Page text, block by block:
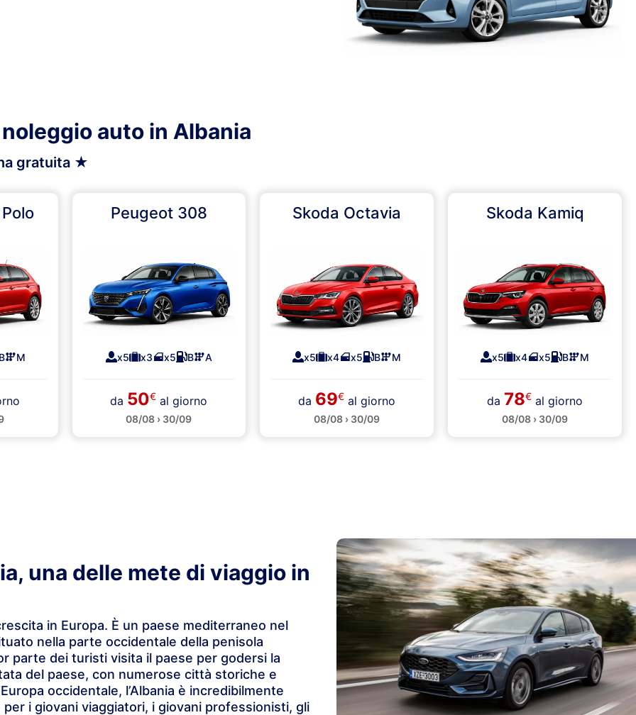
auto in Albania
gratuita ★
M
Peugeot 308
x5 x3 x5 B A
da 50€ al giorno
08/08 › 30/09
Skoda Octavia
x5 x4 x5 B M
da 69€ al giorno
08/08 › 30/09
Skoda Kamiq
x5 x4 x5 B M
da 78€ al giorno
08/08 › 30/09
una delle mete di viaggio in
in Europa. È un paese mediterraneo nel
nella parte occidentale della penisola
parte dei turisti visita il paese per godersi la
del paese, con numerose città storiche e
occidentale, l’Albania è incredibilmente
i giovani viaggiatori, i giovani professionisti, gli